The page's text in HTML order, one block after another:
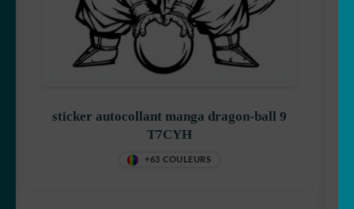
sticker autocollant manga dragon-ball 9
T7CYH
+63 COULEURS